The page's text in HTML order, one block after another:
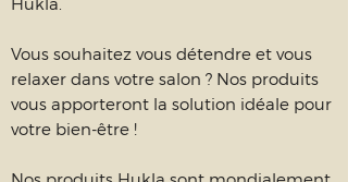
Vous souhaitez vous détendre et vous
relaxer dans votre salon ? Nos produits
vous apporteront la solution idéale pour
votre bien-être !